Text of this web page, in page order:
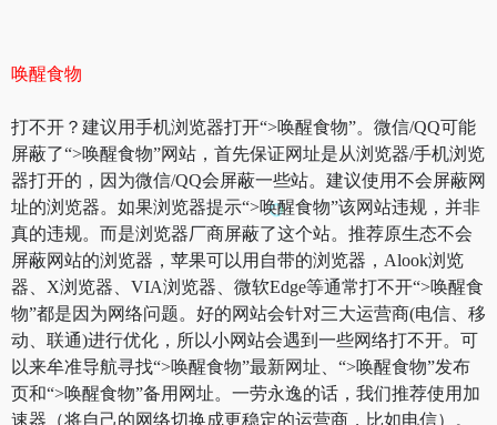
唤醒食物
打不开？建议用手机浏览器打开“>唤醒食物”。微信/QQ可能
屏蔽了“>唤醒食物”网站，首先保证网址是从浏览器/手机浏览
器打开的，因为微信/QQ会屏蔽一些站。建议使用不会屏蔽网
址的浏览器。如果浏览器提示“>唤醒食物”该网站违规，并非
真的违规。而是浏览器厂商屏蔽了这个站。推荐原生态不会
屏蔽网站的浏览器，苹果可以用自带的浏览器，Alook浏览
器、X浏览器、VIA浏览器、微软Edge等通常打不开“>唤醒食
物”都是因为网络问题。好的网站会针对三大运营商(电信、移
动、联通)进行优化，所以小网站会遇到一些网络打不开。可
以来牟准导航寻找“>唤醒食物”最新网址、“>唤醒食物”发布
页和“>唤醒食物”备用网址。一劳永逸的话，我们推荐使用加
速器（将自己的网络切换成更稳定的运营商，比如电信）。